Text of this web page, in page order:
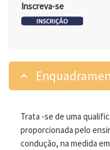
Inscreva-se
Trata -se de uma
proporcionada pelo
condução, na medida